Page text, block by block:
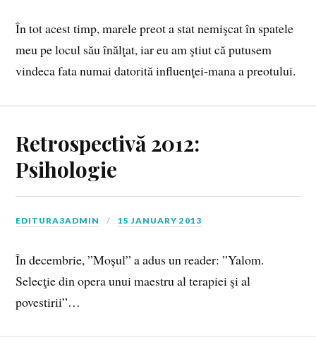
În tot acest timp, marele preot a stat nemişcat în spatele
meu pe locul său înălţat, iar eu am ştiut că putusem
vindeca fata numai datorită influenţei-mana a preotului.
Retrospectivă 2012:
Psihologie
EDITURA3ADMIN 15 JANUARY 2013
În decembrie, ”Moșul” a adus un reader: ”Yalom.
Selecţie din opera unui maestru al terapiei şi al
povestirii”…